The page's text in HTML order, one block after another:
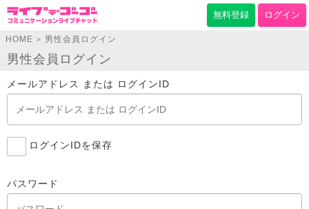
無料登録 ログイン
HOME > 男性会員ログイン
男性会員ログイン
メールアドレス または ログインID
ログインIDを保存
パスワード